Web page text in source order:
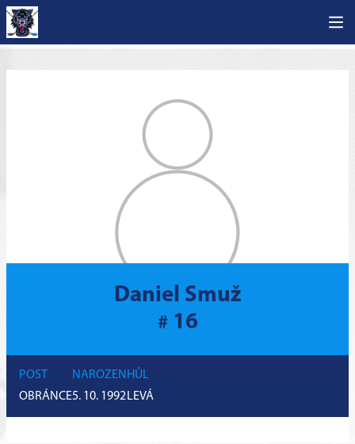
Daniel Smuž
# 16
POST
OBRÁNCE
NAROZEN
5. 10. 1992
HŮL
LEVÁ